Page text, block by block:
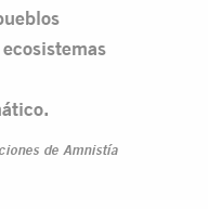
de Amnistía